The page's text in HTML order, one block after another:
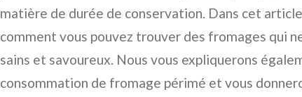
matière de durée de conservation. Dans cet
comment vous pouvez trouver des fromages qui
sains et savoureux. Nous vous expliquerons
consommation de fromage périmé et vous